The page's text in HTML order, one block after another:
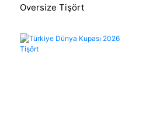
Oversize Tişört